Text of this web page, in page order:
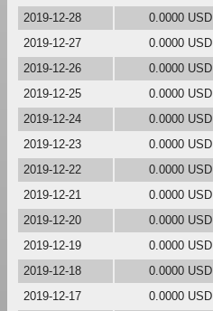
2019-12-28
0.0000 USD
2019-12-27
0.0000 USD
2019-12-26
0.0000 USD
2019-12-25
0.0000 USD
2019-12-24
0.0000 USD
2019-12-23
0.0000 USD
2019-12-22
0.0000 USD
2019-12-21
0.0000 USD
2019-12-20
0.0000 USD
2019-12-19
0.0000 USD
2019-12-18
0.0000 USD
2019-12-17
0.0000 USD